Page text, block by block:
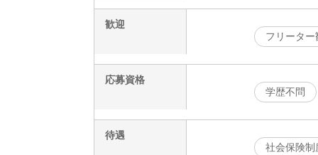
歓迎
フリーター
応募資格
学歴不問
待遇
社会保険制